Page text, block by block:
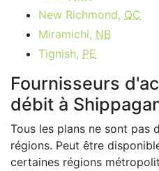
New Richmond, QC
Miramichi, NB
Tignish, PE
Fournisseurs
débit à
Tous les plans ne sont pas
régions. Peut être
certaines régions